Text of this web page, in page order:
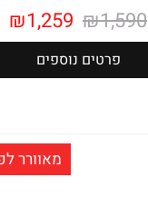
₪1,590
₪1,259
פרטים נוספים
מאוורר